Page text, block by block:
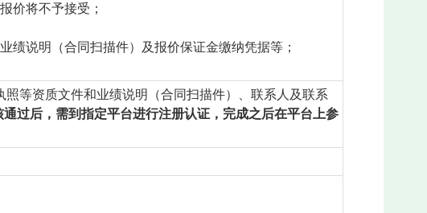
价将不予接受；
绩说明（合同扫描件）及报价保证金缴纳凭据等；
等资质文件和业绩说明（合同扫描件）、联系人及联系
通过后，需到指定平台进行注册认证，完成之后在平台上参